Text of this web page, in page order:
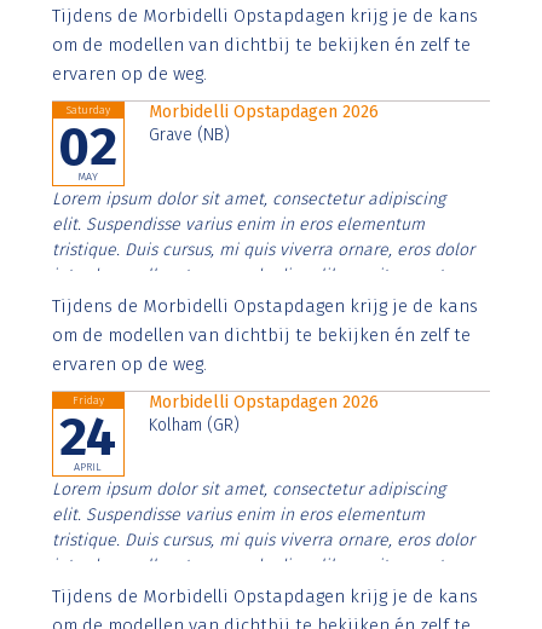
Aenean faucibus nibh et justo cursus id rutrum lorem
imperdiet. Nunc ut sem vitae risus tristique posuere.
Tijdens de Morbidelli Opstapdagen krijg je de kans
om de modellen van dichtbij te bekijken én zelf te
ervaren op de weg.
Saturday
02
MAY
Morbidelli Opstapdagen 2026
Grave (NB)
Lorem ipsum dolor sit amet, consectetur adipiscing
elit. Suspendisse varius enim in eros elementum
tristique. Duis cursus, mi quis viverra ornare, eros dolor
interdum nulla, ut commodo diam libero vitae erat.
Aenean faucibus nibh et justo cursus id rutrum lorem
imperdiet. Nunc ut sem vitae risus tristique posuere.
Tijdens de Morbidelli Opstapdagen krijg je de kans
om de modellen van dichtbij te bekijken én zelf te
ervaren op de weg.
Friday
24
APRIL
Morbidelli Opstapdagen 2026
Kolham (GR)
Lorem ipsum dolor sit amet, consectetur adipiscing
elit. Suspendisse varius enim in eros elementum
tristique. Duis cursus, mi quis viverra ornare, eros dolor
interdum nulla, ut commodo diam libero vitae erat.
Aenean faucibus nibh et justo cursus id rutrum lorem
imperdiet. Nunc ut sem vitae risus tristique posuere.
Tijdens de Morbidelli Opstapdagen krijg je de kans